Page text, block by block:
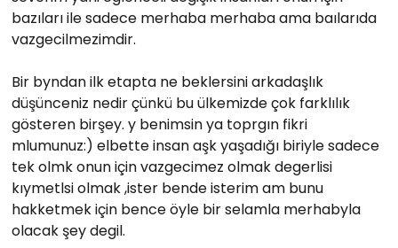
bazıları ile sadece merhaba merhaba ama baılarıda
vazgecilmezimdir.
Bir byndan ilk etapta ne beklersini arkadaşlık
düşünceniz nedir çünkü bu ülkemizde çok farklılık
gösteren birşey. y benimsin ya toprgın fikri
mlumunuz:) elbette insan aşk yaşadığı biriyle sadece
tek olmk onun için vazgecimez olmak degerlisi
kıymetlsi olmak ,ister bende isterim am bunu
hakketmek için bence öyle bir selamla merhabyla
olacak şey degil.